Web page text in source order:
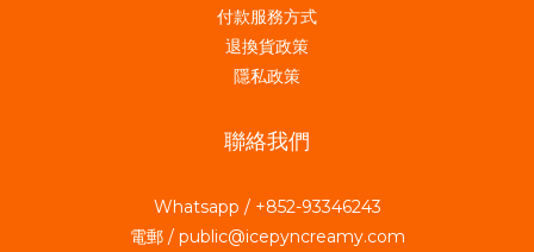
付款服務方式
退換貨政策
隱私政策
聯絡我們
Whatsapp / +852-93346243
電郵 / public@icepyncreamy.com